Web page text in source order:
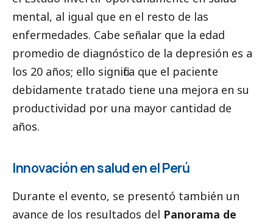
mental, al igual que en el resto de las
enfermedades. Cabe señalar que la edad
promedio de diagnóstico de la depresión es a
los 20 años; ello significa que el paciente
debidamente tratado tiene una mejora en su
productividad por una mayor cantidad de
años.
Innovación en salud en el Perú
Durante el evento, se presentó también un
avance de los resultados del Panorama de